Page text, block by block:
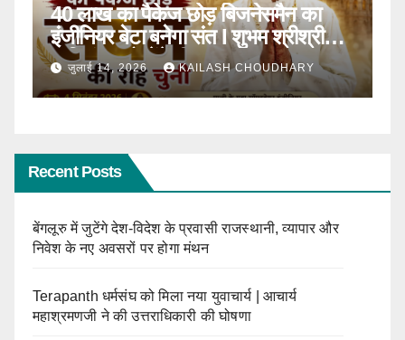
ठाणे में पहली बार होगा सीरवी समाज युवक-
युवती परिचय सम्मेलन
जून 13, 2026 KAILASH CHOUDHARY
Recent Posts
बेंगलूरु में जुटेंगे देश-विदेश के प्रवासी राजस्थानी, व्यापार और
निवेश के नए अवसरों पर होगा मंथन
Terapanth धर्मसंघ को मिला नया युवाचार्य | आचार्य
महाश्रमणजी ने की उत्तराधिकारी की घोषणा